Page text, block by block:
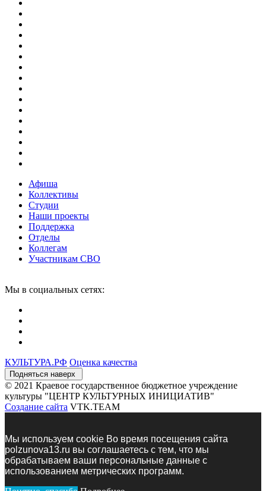
Афиша
Коллективы
Студии
Наши проекты
Поддержка
Отделы
Коллегам
Участникам СВО
Мы в социальных сетях:
КУЛЬТУРА.РФ Оценка качества
Подняться наверх
© 2021 Краевое государственное бюджетное учреждение
культуры "ЦЕНТР КУЛЬТУРНЫХ ИНИЦИАТИВ"
Создание сайта VTK.TEAM
Мы используем сookie Во время посещения сайта
polzunova13.ru вы соглашаетесь с тем, что мы
обрабатываем ваши персональные данные с
использованием метрических программ.